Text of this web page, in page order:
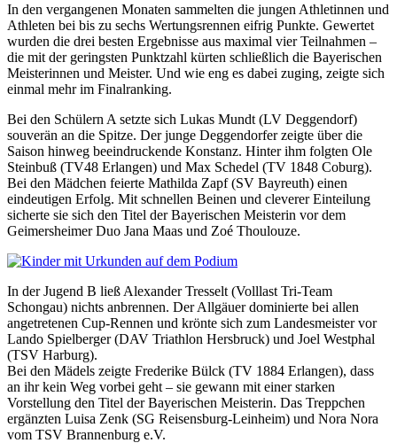
In den vergangenen Monaten sammelten die jungen Athletinnen und
Athleten bei bis zu sechs Wertungsrennen eifrig Punkte. Gewertet
wurden die drei besten Ergebnisse aus maximal vier Teilnahmen –
die mit der geringsten Punktzahl kürten schließlich die Bayerischen
Meisterinnen und Meister. Und wie eng es dabei zuging, zeigte sich
einmal mehr im Finalranking.
Bei den Schülern A setzte sich Lukas Mundt (LV Deggendorf)
souverän an die Spitze. Der junge Deggendorfer zeigte über die
Saison hinweg beeindruckende Konstanz. Hinter ihm folgten Ole
Steinbuß (TV48 Erlangen) und Max Schedel (TV 1848 Coburg).
Bei den Mädchen feierte Mathilda Zapf (SV Bayreuth) einen
eindeutigen Erfolg. Mit schnellen Beinen und cleverer Einteilung
sicherte sie sich den Titel der Bayerischen Meisterin vor dem
Geimersheimer Duo Jana Maas und Zoé Thoulouze.
In der Jugend B ließ Alexander Tresselt (Volllast Tri-Team
Schongau) nichts anbrennen. Der Allgäuer dominierte bei allen
angetretenen Cup-Rennen und krönte sich zum Landesmeister vor
Lando Spielberger (DAV Triathlon Hersbruck) und Joel Westphal
(TSV Harburg).
Bei den Mädels zeigte Frederike Bülck (TV 1884 Erlangen), dass
an ihr kein Weg vorbei geht – sie gewann mit einer starken
Vorstellung den Titel der Bayerischen Meisterin. Das Treppchen
ergänzten Luisa Zenk (SG Reisensburg-Leinheim) und Nora Nora
vom TSV Brannenburg e.V.